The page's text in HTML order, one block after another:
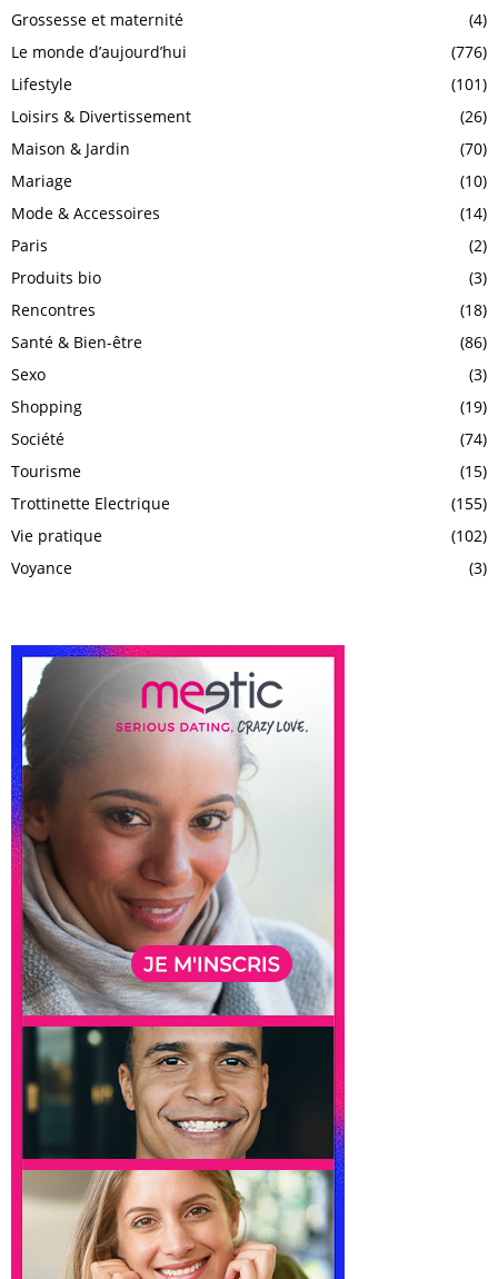
Grossesse et maternité
(4)
Le monde d’aujourd’hui
(776)
Lifestyle
(101)
Loisirs & Divertissement
(26)
Maison & Jardin
(70)
Mariage
(10)
Mode & Accessoires
(14)
Paris
(2)
Produits bio
(3)
Rencontres
(18)
Santé & Bien-être
(86)
Sexo
(3)
Shopping
(19)
Société
(74)
Tourisme
(15)
Trottinette Electrique
(155)
Vie pratique
(102)
Voyance
(3)